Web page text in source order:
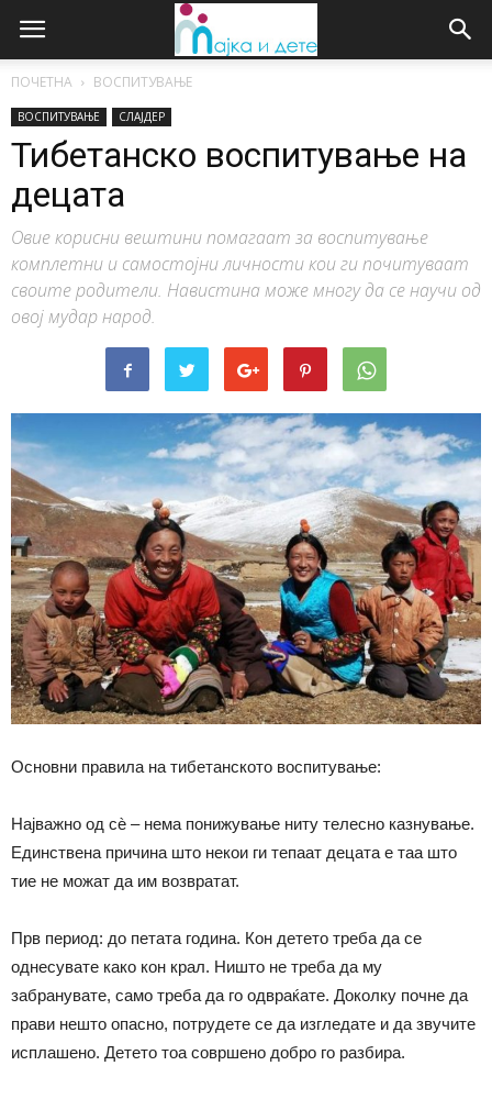
ПОЧЕТНА ВОСПИТУВАЊЕ
ВОСПИТУВАЊЕ СЛАЈДЕР
Тибетанско воспитување на
децата
Овие корисни вештини помагаат за воспитување
комплетни и самостојни личности кои ги почитуваат
своите родители. Навистина може многу да се научи од
овој мудар народ.
Основни правила на тибетанското воспитување:
Најважно од сѐ – нема понижување ниту телесно казнување.
Единствена причина што некои ги тепаат децата е таа што
тие не можат да им возвратат.
Прв период: до петата година. Кон детето треба да се
однесувате како кон крал. Ништо не треба да му
забранувате, само треба да го одвраќате. Доколку почне да
прави нешто опасно, потрудете се да изгледате и да звучите
исплашено. Детето тоа совршено добро го разбира.